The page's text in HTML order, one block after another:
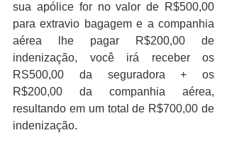
sua apólice for no valor de R$500,00
para extravio bagagem e a companhia
aérea lhe pagar R$200,00 de
indenização, você irá receber os
RS500,00 da seguradora + os
R$200,00 da companhia aérea,
resultando em um total de R$700,00 de
indenização.